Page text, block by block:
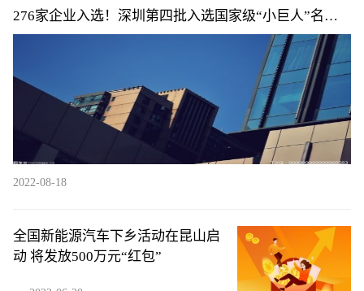
276家企业入选！深圳第四批入选国家级“小巨人”名单
公布
2022-08-18
全国新能源汽车下乡活动在昆山启
动 将发放500万元“红包”